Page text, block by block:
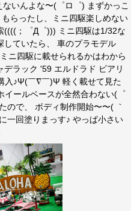
いんよな〜(゜ロ゜) まずかっこ
らったし、ミニ四駆楽しめない
((((；゜Д゜))) ミニ四駆は1/32な
していたら、 車のプラモデル
ニ四駆に載せられるかはわから
ラック '59 エルドラド ビアリ
入♪Ψ(￣∇￣)Ψ 軽く載せて見た
ールベースが全然合わない(゜
ので、 ボディ制作開始〜〜( ｀
一回塗りまっす♪ やっぱ小さい